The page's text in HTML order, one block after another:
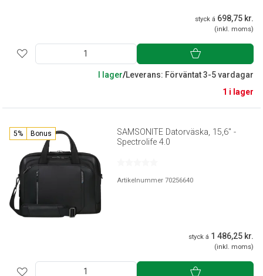
styck á 698,75 kr.
(inkl. moms)
I lager/Leverans: Förväntat 3-5 vardagar
1 i lager
5% Bonus
SAMSONITE Datorväska, 15,6" -
Spectrolife 4.0
Artikelnummer 70256640
styck á 1 486,25 kr.
(inkl. moms)